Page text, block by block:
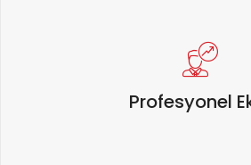
Profesyonel